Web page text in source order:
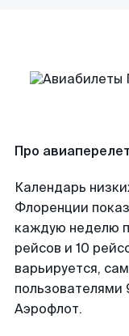
Про
Календарь
Флоренции
каждую неделю
рейсов и 10
варьируется,
Аэрофлот.